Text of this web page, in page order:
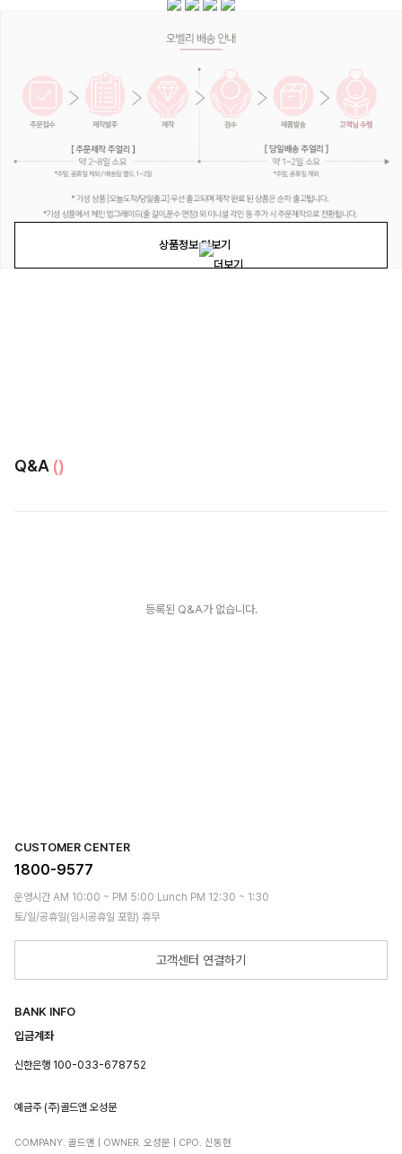
상품정보 더보기
Q&A ()
등록된 Q&A가 없습니다.
CUSTOMER CENTER
1800-9577
운영시간 AM 10:00 ~ PM 5:00 Lunch PM 12:30 ~ 1:30
토/일/공휴일(임시공휴일 포함) 휴무
고객센터 연결하기
BANK INFO
입금계좌
신한은행 100-033-678752
예금주 (주)골드앤 오성문
COMPANY. 골드앤 | OWNER. 오성문 | CPO. 신동현